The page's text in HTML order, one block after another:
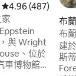
從 487 則評價中
4.96 (487)
與 Wright
、位於
博物館，
布
布
建
斯